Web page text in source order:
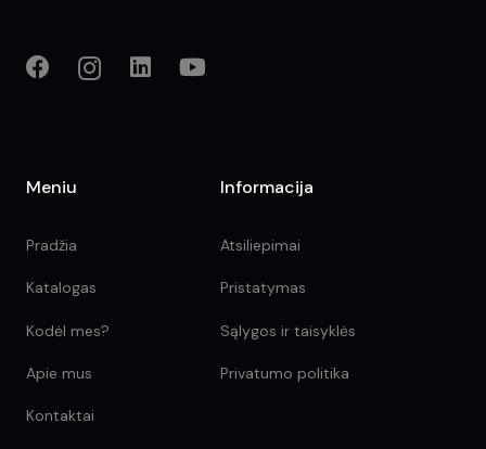
Meniu
Pradžia
Katalogas
Kodėl mes?
Apie mus
Kontaktai
Informacija
Atsiliepimai
Pristatymas
Sąlygos ir taisyklės
Privatumo politika